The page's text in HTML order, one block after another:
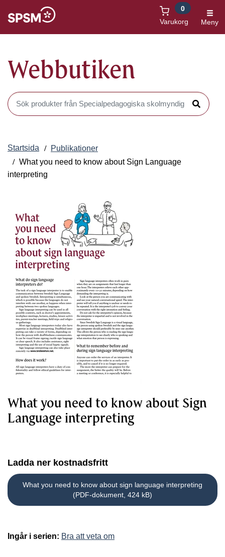
Varukorg
0
Meny
Webbutiken
Sök produkter i Webbutiken
Sök
Startsida
Publikationer
What you need to know about Sign Language
interpreting
What you need to know about Sign
Language interpreting
Ladda ner kostnadsfritt
What you need to know about sign language interpreting
(PDF-dokument, 424 kB)
Ingår i serien: Bra att veta om